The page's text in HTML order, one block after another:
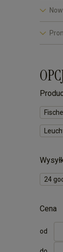
24
Cena
od